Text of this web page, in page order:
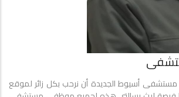
أسيوط الجديدة أن نرحب بكل زائر لموقع